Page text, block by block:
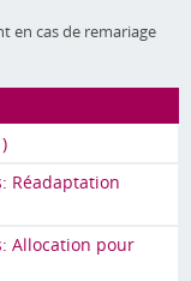
en cas de remariage
Réadaptation
Allocation pour